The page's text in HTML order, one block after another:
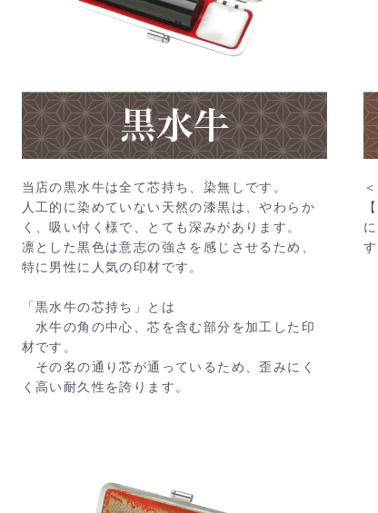
当店の黒水牛は全て芯持ち、染無しです。
人工的に染めていない天然の漆黒は、やわらか
く、吸い付く様で、とても深みがあります。
凛とした黒色は意志の強さを感じさせるため、
特に男性に人気の印材です。
「黒水牛の芯持ち」とは
水牛の角の中心、芯を含む部分を加工した印
材です。
その名の通り芯が通っているため、歪みにく
く高い耐久性を誇ります。
す